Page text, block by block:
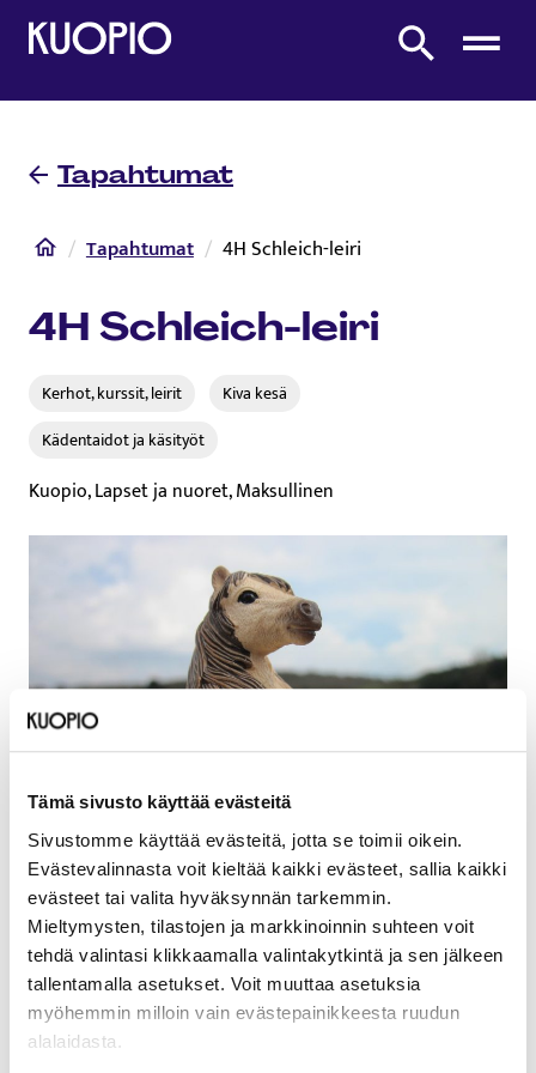
Tämä sivusto käyttää evästeitä
Sivustomme käyttää evästeitä, jotta se toimii oikein.
Evästevalinnasta voit kieltää kaikki evästeet, sallia kaikki
evästeet tai valita hyväksynnän tarkemmin.
Mieltymysten, tilastojen ja markkinoinnin suhteen voit
tehdä valintasi klikkaamalla valintakytkintä ja sen jälkeen
tallentamalla asetukset. Voit muuttaa asetuksia
myöhemmin milloin vain evästepainikkeesta ruudun
alalaidasta.
Etusivulle
Etsi sivustolta
Tapahtumat
Etusivu
Tapahtumat 4H Schleich-leiri
4H Schleich-leiri
Kerhot, kurssit, leirit
Kiva kesä
Kädentaidot ja käsityöt
Kuopio, Lapset ja nuoret, Maksullinen
Päivämäärät
27.7.2026–29.7.2026
Sijainti